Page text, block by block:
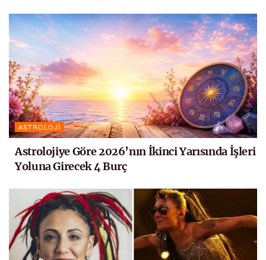
ASTROLOJI
Astrolojiye Göre 2026’nın İkinci Yarısında İşleri
Yoluna Girecek 4 Burç